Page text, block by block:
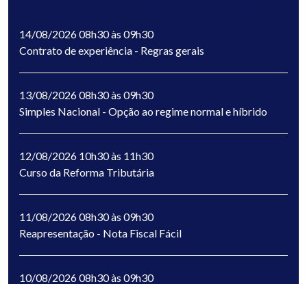
14/08/2026 08h30 às 09h30
Contrato de experiência - Regras gerais
13/08/2026 08h30 às 09h30
Simples Nacional - Opção ao regime normal e híbrido
12/08/2026 10h30 às 11h30
Curso da Reforma Tributária
11/08/2026 08h30 às 09h30
Reapresentação - Nota Fiscal Fácil
10/08/2026 08h30 às 09h30